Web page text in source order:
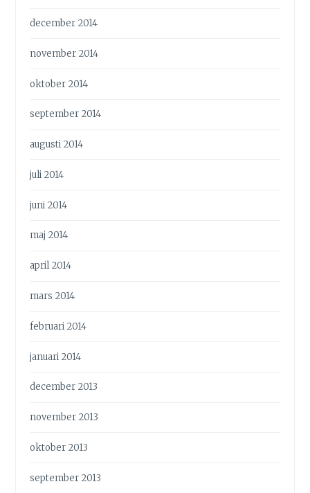
december 2014
november 2014
oktober 2014
september 2014
augusti 2014
juli 2014
juni 2014
maj 2014
april 2014
mars 2014
februari 2014
januari 2014
december 2013
november 2013
oktober 2013
september 2013